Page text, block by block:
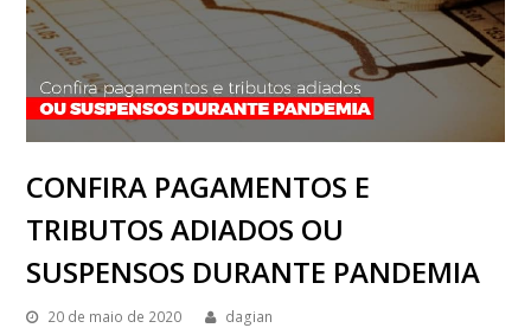
CONFIRA PAGAMENTOS E
TRIBUTOS ADIADOS OU
SUSPENSOS DURANTE PANDEMIA
20 de maio de 2020
dagian